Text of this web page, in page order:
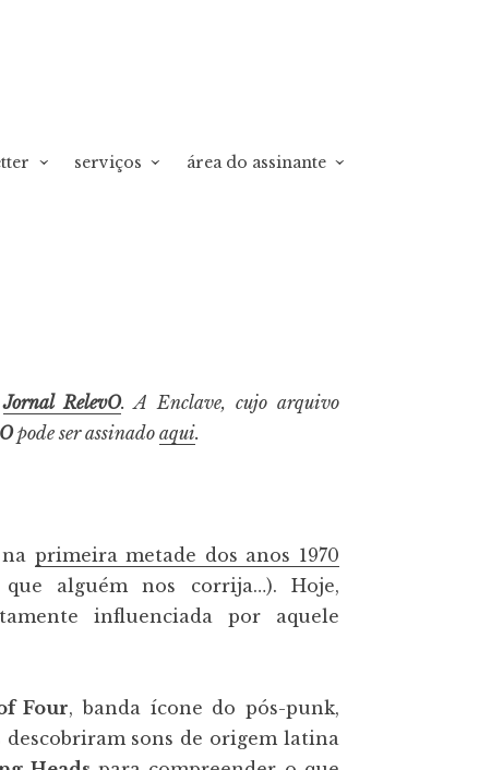
serviços área do assinante
Jornal RelevO. A Enclave, cujo arquivo
pode ser assinadoaqui.
primeira metade dos anos 1970
alguém nos corrija…). Hoje,
influenciada por aquele
Four, banda ícone do pós-punk,
sons de origem latina